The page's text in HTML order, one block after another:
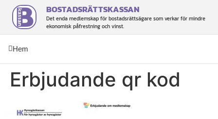
BOSTADSRÄTTSKASSAN
Det enda medlemskap för bostadsrättsägare som verkar för mindre
ekonomisk påfrestning och vinst.
Hem
Erbjudande qr kod